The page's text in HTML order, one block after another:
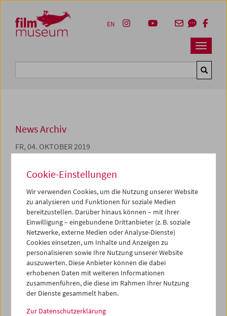
Zum Inhalt
Zum Hauptmenü
Zur Servicenavigation
Zum Suche
Navbar
EN
News Archiv
FR, 04. OKTOBER 2019
Wintersemester
Im Rahmen der ReiheSchule im Kinolädt das
Filmmuseum jedes Semester SchülerInnen aller
Altersstufen ein, Film in seinen vielfältigen Wirkungen zu
erfahren.Das Vermittlungsprogrammbietet im
Wintersemester 2019/20 wieder zahlreiche
Veranstaltungen an: Lectures, Filmanalysen und
Gespräche mit Künstler*innen.
Kostenlos und für Schulklassen jeden Alters.
Anmeldungen für die Programme, darunter viele neue,
sind ab sofort möglich.
Cookie-Einstellungen
Wir verwenden Cookies, um die Nutzung unserer Website
zu analysieren und Funktionen für soziale Medien
bereitzustellen. Darüber hinaus können – mit Ihrer
Einwilligung – eingebundene Drittanbieter (z. B. soziale
Netzwerke, externe Medien oder Analyse-Dienste)
Cookies einsetzen, um Inhalte und Anzeigen zu
personalisieren sowie Ihre Nutzung unserer Website
auszuwerten. Diese Anbieter können die dabei
erhobenen Daten mit weiteren Informationen
zusammenführen, die diese im Rahmen Ihrer Nutzung
der Dienste gesammelt haben.
Zur Datenschutzerklärung